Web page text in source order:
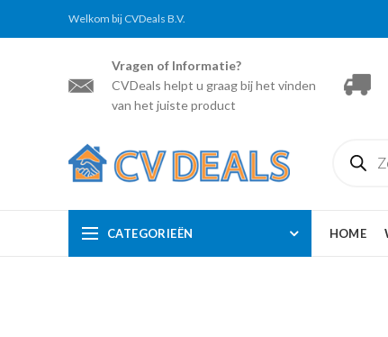
Welkom bij CVDeals B.V.
Vragen of Informatie?
CVDeals helpt u graag bij het vinden
van het juiste product
zoeken
CATEGORIEËN HOME